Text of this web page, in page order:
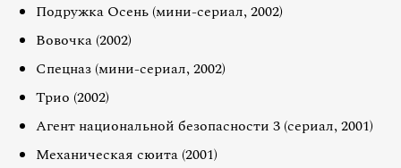
Подружка Осень (мини-сериал, 2002)
Вовочка (2002)
Спецназ (мини-сериал, 2002)
Трио (2002)
Агент национальной безопасности 3 (сериал, 2001)
Механическая сюита (2001)